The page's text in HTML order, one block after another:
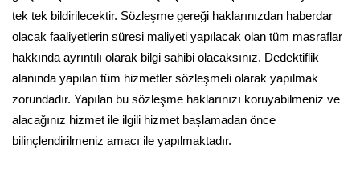
tek tek bildirilecektir. Sözleşme gereği haklarınızdan haberdar
olacak faaliyetlerin süresi maliyeti yapılacak olan tüm masraflar
hakkında ayrıntılı olarak bilgi sahibi olacaksınız. Dedektiflik
alanında yapılan tüm hizmetler sözleşmeli olarak yapılmak
zorundadır. Yapılan bu sözleşme haklarınızı koruyabilmeniz ve
alacağınız hizmet ile ilgili hizmet başlamadan önce
bilinçlendirilmeniz amacı ile yapılmaktadır.